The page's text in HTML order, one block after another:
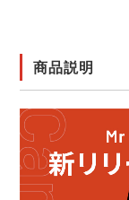
商品説明